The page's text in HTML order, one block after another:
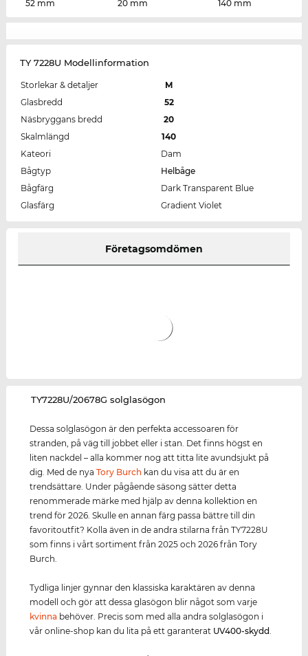
52 mm
20 mm
140 mm
TY 7228U Modellinformation
Storlekar & detaljer
M
Glasbredd
52
Näsbryggans bredd
20
Skalmlängd
140
Kateori
Dam
Bågtyp
Helbåge
Bågfärg
Dark Transparent Blue
Glasfärg
Gradient Violet
Företagsomdömen
‌TY7228U/20678G solglasögon
Dessa solglasögon är den perfekta accessoaren för
stranden, på väg till jobbet eller i stan. Det finns högst en
liten nackdel – alla kommer nog att titta lite avundsjukt på
dig. Med de nyaTory Burch kan du visa att du är en
trendsättare. Under pågående säsong sätter detta
renommerade märke med hjälp av denna kollektion en
trend för 2026. Skulle en annan färg passa bättre till din
favoritoutfit? Kolla även in de andra stilarna från TY7228U
som finns i vårt sortiment från 2025 och 2026 från Tory
Burch.
Tydliga linjer gynnar den klassiska karaktären av denna
modell och gör att dessa glasögon blir något som varje
kvinna behöver. Precis som med alla andra solglasögon i
vår online-shop kan du lita på ett garanterat UV400-skydd.